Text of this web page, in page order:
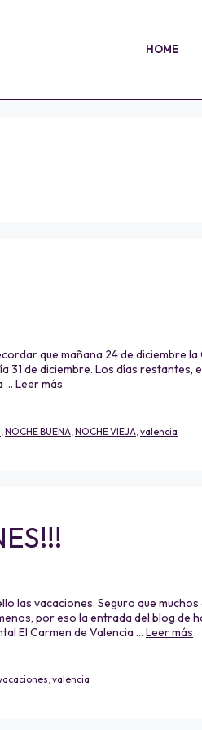
HOME
que mañana 24 de diciembre la
31 de diciembre. Los días restantes,
… Leer más
,NOCHE BUENA ,NOCHE VIEJA ,valencia
las vacaciones. Seguro que muchos
por eso la entrada del blog de
El Carmen de Valencia … Leer más
,valencia